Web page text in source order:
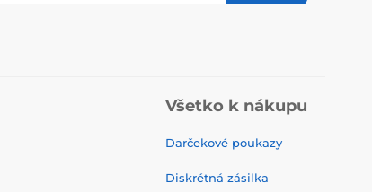
Všetko k nákupu
Darčekové poukazy
Diskrétná zásilka